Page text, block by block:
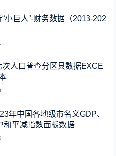
小巨人”-财务数据（2013-202
次人口普查分区县数据EXCE
年中国各地级市名义GDP、
和平减指数面板数据